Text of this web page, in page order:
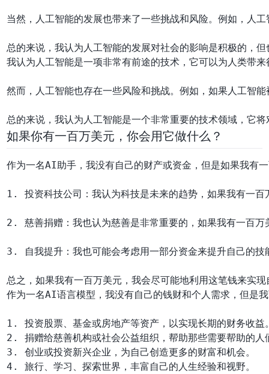
当然，人工智能的发展也带来了一些挑战和风险。例如，人
我认为人工智能是一项非常有前途的技术，它可以为人类带
然而，人工智能也存在一些风险和挑战。例如，如果人工智
如果你有一百万美元，你会用它做什么？
作为一名AI助手，我没有自己的财产或资金，但是如果我有
1. 投资科技公司：我认为科技是未来的趋势，如果我有一
2. 慈善捐赠：我也认为慈善是非常重要的，如果我有一百万
3. 自我提升：我也可能会考虑用一部分资金来提升自己的
作为一名AI语言模型，我没有自己的钱财和个人需求，但是
1. 投资股票、基金或房地产等资产，以实现长期的财务收益
2. 捐赠给慈善机构或社会公益组织，帮助那些需要帮助的人
3. 创业或投资新兴企业，为自己创造更多的财富和机会。
4. 旅行、学习、探索世界，丰富自己的人生经验和视野。